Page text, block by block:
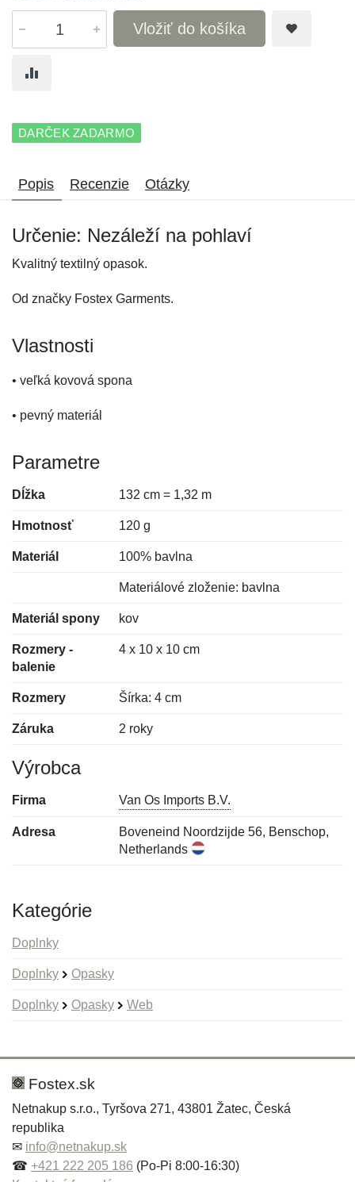
Vložiť do košíka
DARČEK ZADARMO
Popis Recenzie Otázky
Určenie: Nezáleží na pohlaví
Kvalitný textilný opasok.
Od značky Fostex Garments.
Vlastnosti
• veľká kovová spona
• pevný materiál
Parametre
Dĺžka 132 cm = 1,32 m
Hmotnosť 120 g
Materiál 100% bavlna
Materiálové zloženie: bavlna
Materiál spony kov
Rozmery -
balenie
4 x 10 x 10 cm
Rozmery Šírka: 4 cm
Záruka 2 roky
Výrobca
Firma Van Os Imports B.V.
Adresa
Boveneind Noordzijde 56, Benschop,
Netherlands
Kategórie
Doplnky
Doplnky Opasky
Doplnky Opasky Web
Hodnotenie:
Meno:*
Meno:
E-mail:*
Fostex.sk
Netnakup s.r.o., Tyršova 271, 43801 Žatec, Česká
republika
✉ info@netnakup.sk
☎ +421 222 205 186 (Po-Pi 8:00-16:30)